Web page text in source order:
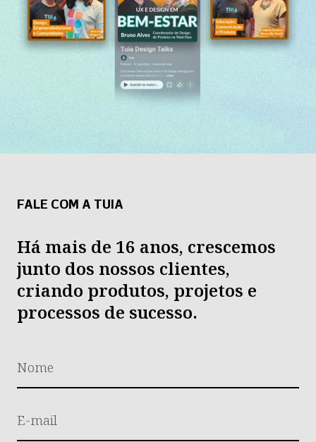
FALE COM A TUIA
Há mais de 16 anos, crescemos
junto dos nossos clientes,
criando produtos, projetos e
processos de sucesso.